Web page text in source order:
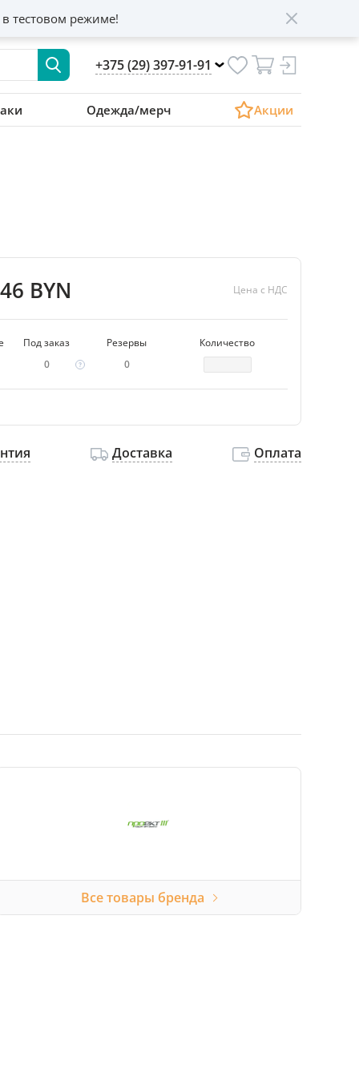
тестовом режиме!
+375 (29) 397-91-91
Одежда/мерч Акции
BYN Цена с НДС
Под заказ Резервы
Количество
0
0
Доставка Оплата
Все товары бренда